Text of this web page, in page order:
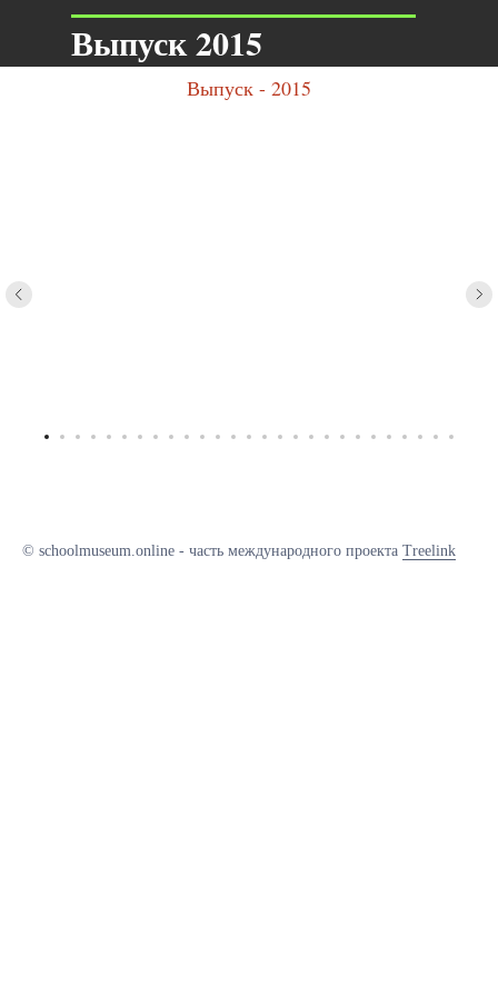
Выпуск 2015
Выпуск - 2015
© schoolmuseum.online - часть международного проекта Treelink